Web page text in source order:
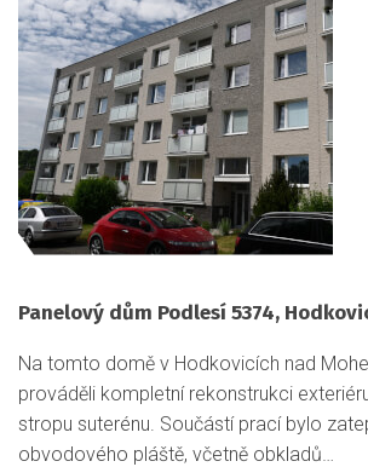
Panelový dům Podlesí 5374,
Na tomto domě v Hodkovicích nad
prováděli kompletní rekonstrukci
stropu suterénu. Součástí prací bylo
obvodového pláště, včetně obkladů…